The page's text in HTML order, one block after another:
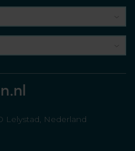
Lelystad, Nederland